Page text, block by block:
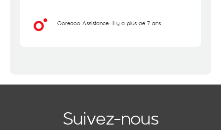
Ooredoo Assistance il y a plus de 7 ans
Suivez-nous